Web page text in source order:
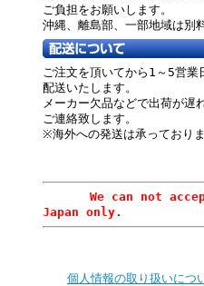
ご負担をお願いします。
沖縄、離島部、一部地域は別
ご注文を頂いてから1～5営業
配送いたします。
メーカー欠品などで出荷が遅
ご連絡致します。
※海外への発送は承っており
We can not accept
Japan only.
個人情報の取り扱いにつ